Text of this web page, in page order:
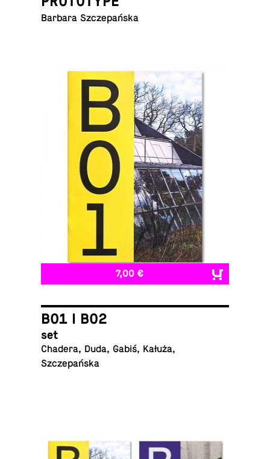
Barbara Szczepańska
7,00 €
B01 I B02
set
Chadera, Duda, Gabiś, Kałuża,
Szczepańska